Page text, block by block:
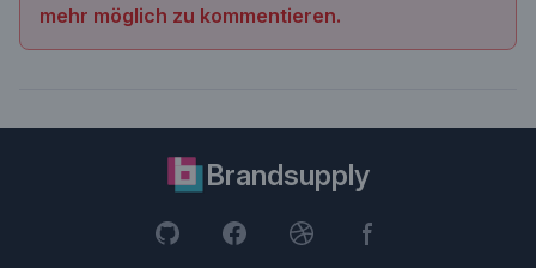
mehr möglich zu kommentieren.
Brandsupply